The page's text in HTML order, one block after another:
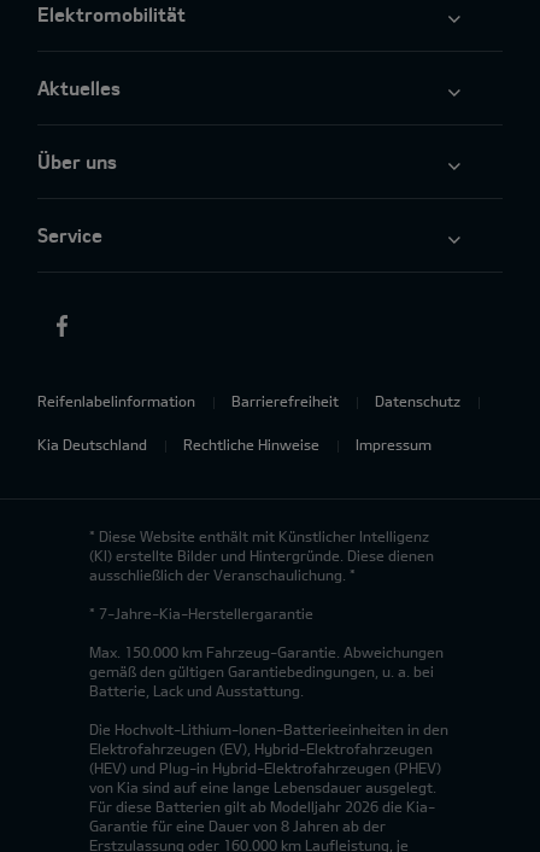
Elektromobilität
Aktuelles
Über uns
Service
Reifenlabelinformation Barrierefreiheit Datenschutz
Kia Deutschland Rechtliche Hinweise Impressum
* Diese Website enthält mit Künstlicher Intelligenz
(KI) erstellte Bilder und Hintergründe. Diese dienen
ausschließlich der Veranschaulichung. *
* 7-Jahre-Kia-Herstellergarantie
Max. 150.000 km Fahrzeug-Garantie. Abweichungen
gemäß den gültigen Garantiebedingungen, u. a. bei
Batterie, Lack und Ausstattung.
Die Hochvolt-Lithium-Ionen-Batterieeinheiten in den
Elektrofahrzeugen (EV), Hybrid-Elektrofahrzeugen
(HEV) und Plug-in Hybrid-Elektrofahrzeugen (PHEV)
von Kia sind auf eine lange Lebensdauer ausgelegt.
Für diese Batterien gilt ab Modelljahr 2026 die Kia-
Garantie für eine Dauer von 8 Jahren ab der
Erstzulassung oder 160.000 km Laufleistung, je